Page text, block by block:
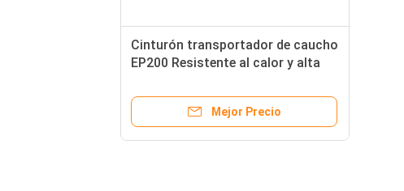
Cinturón transportador de caucho
EP200 Resistente al calor y alta
todas las industrias
Mejor Precio